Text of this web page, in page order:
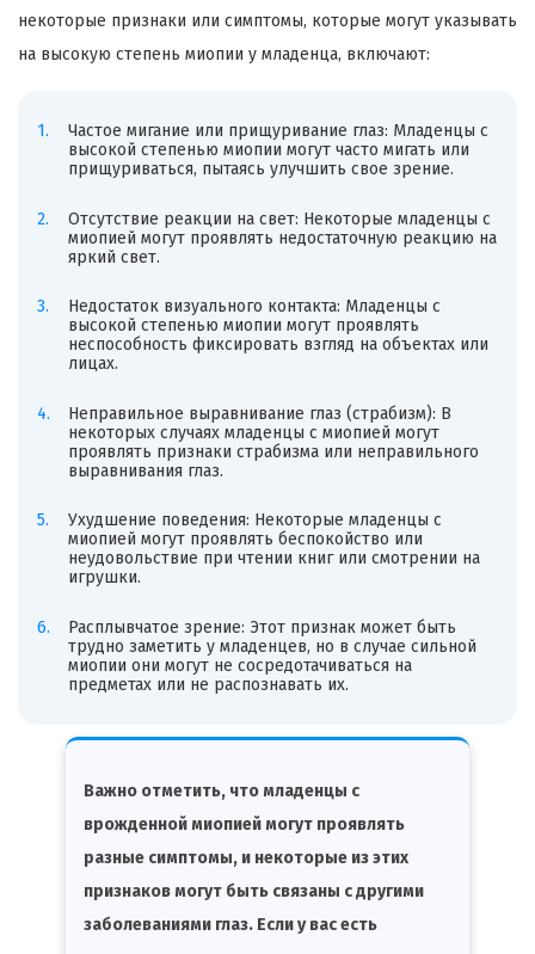
некоторые признаки или симптомы, которые могут указывать
на высокую степень миопии у младенца, включают:
Частое мигание или прищуривание глаз: Младенцы с
высокой степенью миопии могут часто мигать или
прищуриваться, пытаясь улучшить свое зрение.
Отсутствие реакции на свет: Некоторые младенцы с
миопией могут проявлять недостаточную реакцию на
яркий свет.
Недостаток визуального контакта: Младенцы с
высокой степенью миопии могут проявлять
неспособность фиксировать взгляд на объектах или
лицах.
Неправильное выравнивание глаз (страбизм): В
некоторых случаях младенцы с миопией могут
проявлять признаки страбизма или неправильного
выравнивания глаз.
Ухудшение поведения: Некоторые младенцы с
миопией могут проявлять беспокойство или
неудовольствие при чтении книг или смотрении на
игрушки.
Расплывчатое зрение: Этот признак может быть
трудно заметить у младенцев, но в случае сильной
миопии они могут не сосредотачиваться на
предметах или не распознавать их.
Важно отметить, что младенцы с
врожденной миопией могут проявлять
разные симптомы, и некоторые из этих
признаков могут быть связаны с другими
заболеваниями глаз. Если у вас есть